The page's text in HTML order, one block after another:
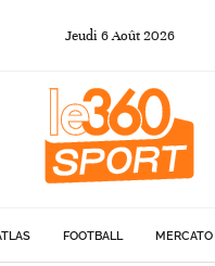
Jeudi 6Août 2026
FOOTBALL MERCATO